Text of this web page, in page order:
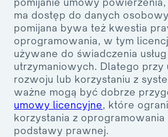
ma dostęp do danych
pomijana bywa też kwestia
oprogramowania, w tym
używane do świadczenia usług
utrzymaniowych. Dlatego przy
rozwoju lub korzystaniu z
ważne mogą być dobrze
umowy licencyjne, które
korzystania z oprogramowania
podstawy prawnej.